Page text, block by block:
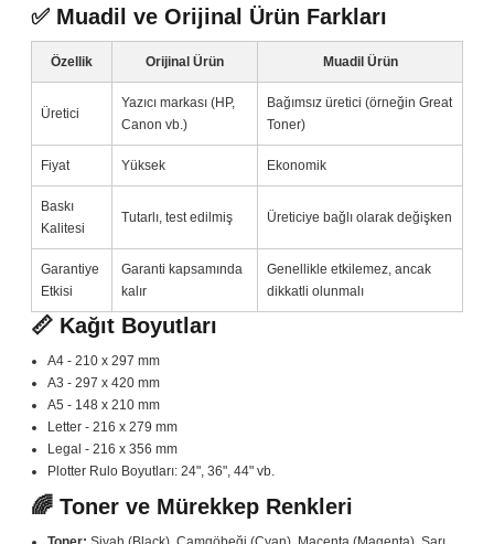
✅ Muadil ve Orijinal Ürün Farkları
Özellik Orijinal Ürün Muadil Ürün
Üretici
Yazıcı markası (HP,
Canon vb.)
Bağımsız üretici (örneğin Great
Toner)
Fiyat Yüksek Ekonomik
Baskı
Kalitesi
Tutarlı, test edilmiş Üreticiye bağlı olarak değişken
Garantiye
Etkisi
Garanti kapsamında
kalır
Genellikle etkilemez, ancak
dikkatli olunmalı
📏 Kağıt Boyutları
A4 - 210 x 297 mm
A3 - 297 x 420 mm
A5 - 148 x 210 mm
Letter - 216 x 279 mm
Legal - 216 x 356 mm
Plotter Rulo Boyutları: 24", 36", 44" vb.
🌈 Toner ve Mürekkep Renkleri